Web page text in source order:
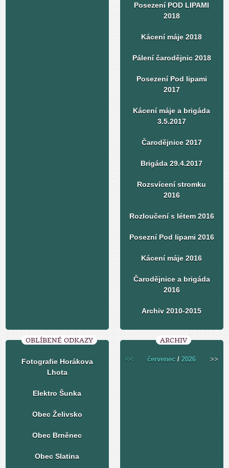
Posezení POD LIPAMI
2018
Kácení máje 2018
Pálení čarodějnic 2018
Posezení Pod lipami
2017
Kácení máje a brigáda
3.5.2017
Čarodějnice 2017
Brigáda 29.4.2017
Rozsvícení stromku
2016
Rozloučení s létem 2016
Posezní Pod lipami 2016
Kácení máje 2016
Čarodějnice a brigáda
2016
Archiv 2010-2015
OBLÍBENÉ ODKAZY
Fotografie Horákova
Lhota
Elektro Šunka
Obec Želivsko
Obec Brněnec
Obec Slatina
ARCHIV
<< červenec /2026 >>